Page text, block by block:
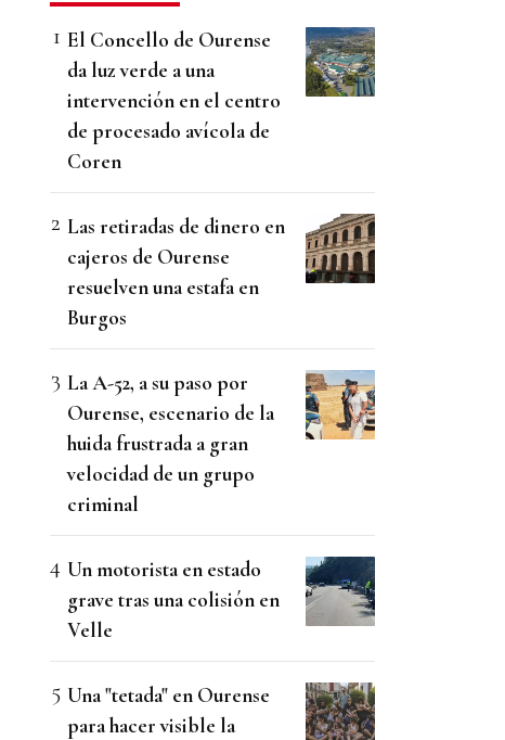
El Concello de Ourense
da luz verde a una
intervención en el centro
de procesado avícola de
Coren
Las retiradas de dinero en
cajeros de Ourense
resuelven una estafa en
Burgos
La A-52, a su paso por
Ourense, escenario de la
huida frustrada a gran
velocidad de un grupo
criminal
Un motorista en estado
grave tras una colisión en
Velle
Una "tetada" en Ourense
para hacer visible la